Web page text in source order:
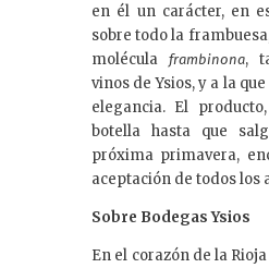
en él un carácter, en
sobre todo la
moléculaframbinona,
vinos de Ysios, y a la
elegancia. El
botella hasta que
próxima primavera,
aceptación de todos los
Sobre Bodegas Ysios
En el corazón de la